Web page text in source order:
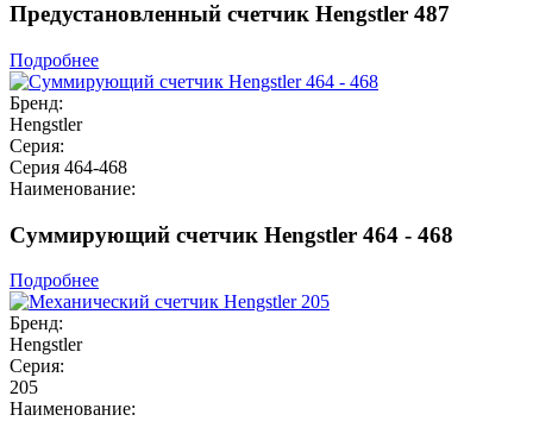
Предустановленный счетчик Hengstler 487
Подробнее
Бренд:
Hengstler
Серия:
Серия 464-468
Наименование:
Суммирующий счетчик Hengstler 464 - 468
Подробнее
Бренд:
Hengstler
Серия:
205
Наименование: